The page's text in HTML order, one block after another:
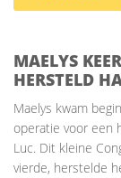
MAELYS
HERSTELD
Maelys kwam
operatie voor een
Luc. Dit kleine
vierde, herstelde